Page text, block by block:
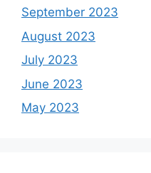
September 2023
August 2023
July 2023
June 2023
May 2023